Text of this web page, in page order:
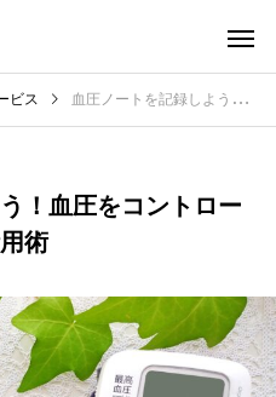
ビス 血圧ノートを記録しよう！血圧をコントロールするためのノート活用術
！血圧をコントロー
術